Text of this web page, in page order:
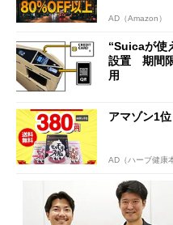
AD（Amazon）
“Suicaが使
設置 期間
用
アマゾン1
AD（ハーブ健康